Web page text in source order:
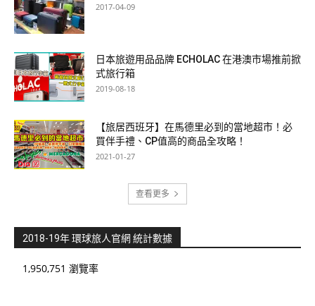
2017-04-09
日本旅遊用品品牌 ECHOLAC 在港澳市場推前掀
式旅行箱
2019-08-18
【旅居西班牙】在馬德里必到的當地超市！必
買伴手禮、CP值高的商品全攻略！
2021-01-27
查看更多
2018-19年 環球旅人官網 統計數據
1,950,751 瀏覽率